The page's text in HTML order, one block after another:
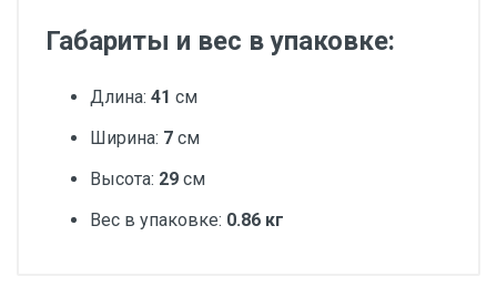
Габариты и вес в упаковке:
Длина: 41 см
Ширина: 7 см
Высота: 29 см
Вес в упаковке: 0.86 кг